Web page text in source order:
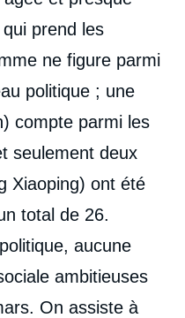
prend les
ne figure parmi
politique ; une
compte parmi les
seulement deux
Xiaoping) ont été
total de 26.
aucune
ambitieuses
On assiste à